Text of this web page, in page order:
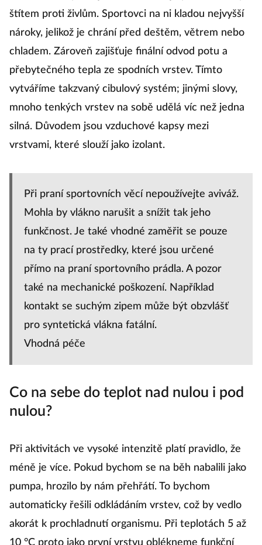
štítem proti živlům. Sportovci na ni kladou nejvyšší
nároky, jelikož je chrání před deštěm, větrem nebo
chladem. Zároveň zajišťuje finální odvod potu a
přebytečného tepla ze spodních vrstev. Tímto
vytváříme takzvaný cibulový systém; jinými slovy,
mnoho tenkých vrstev na sobě udělá víc než jedna
silná. Důvodem jsou vzduchové kapsy mezi
vrstvami, které slouží jako izolant.
Při praní sportovních věcí nepoužívejte aviváž.
Mohla by vlákno narušit a snížit tak jeho
funkčnost. Je také vhodné zaměřit se pouze
na ty prací prostředky, které jsou určené
přímo na praní sportovního prádla. A pozor
také na mechanické poškození. Například
kontakt se suchým zipem může být obzvlášť
pro syntetická vlákna fatální.
Vhodná péče
Co na sebe do teplot nad nulou i pod
nulou?
Při aktivitách ve vysoké intenzitě platí pravidlo, že
méně je více. Pokud bychom se na běh nabalili jako
pumpa, hrozilo by nám přehřátí. To bychom
automaticky řešili odkládáním vrstev, což by vedlo
akorát k prochladnutí organismu. Při teplotách 5 až
10 °C proto jako první vrstvu oblékneme funkční